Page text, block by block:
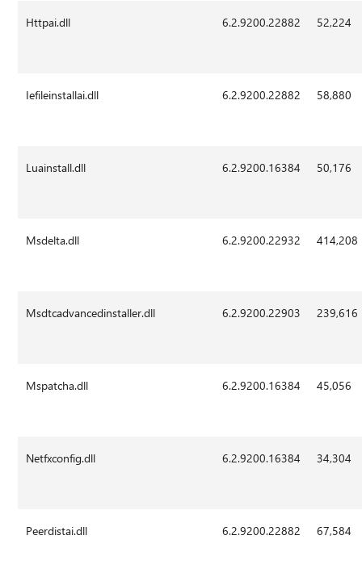
Httpai.dll 6.2.9200.22882 52,224
Iefileinstallai.dll 6.2.9200.22882 58,880
Luainstall.dll 6.2.9200.16384 50,176
Msdelta.dll 6.2.9200.22932 414,208
Msdtcadvancedinstaller.dll 6.2.9200.22903 239,616
Mspatcha.dll 6.2.9200.16384 45,056
Netfxconfig.dll 6.2.9200.16384 34,304
Peerdistai.dll 6.2.9200.22882 67,584